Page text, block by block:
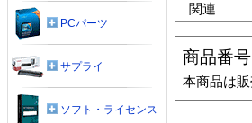
関連
商品番号
本商品は
PCパーツ
サプライ
ソフト・ライセンス